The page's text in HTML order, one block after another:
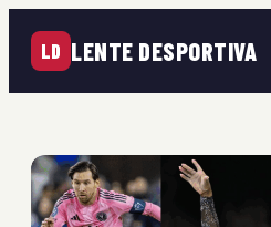
LD LENTE DESPORTIVA